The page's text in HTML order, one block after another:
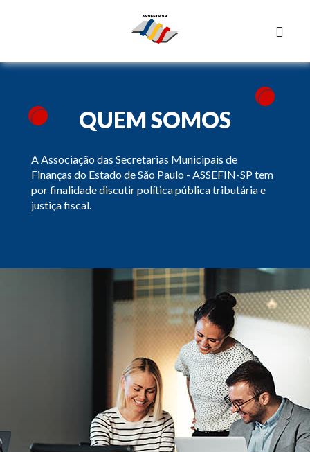
QUEM SOMOS
A Associação das Secretarias Municipais de
Finanças do Estado de São Paulo - ASSEFIN-SP tem
por finalidade discutir política pública tributária e
justiça fiscal.